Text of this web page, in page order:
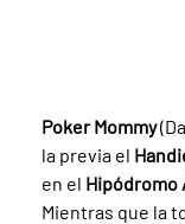
Poker Mommy
la previa el
en el Hipódromo
Mientras que la